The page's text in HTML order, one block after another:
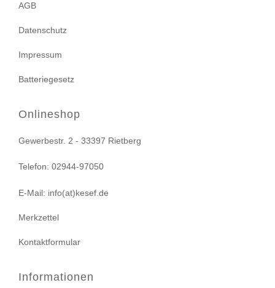
AGB
Datenschutz
Impressum
Batteriegesetz
Onlineshop
Gewerbestr. 2 - 33397 Rietberg
Telefon: 02944-97050
E-Mail: info(at)kesef.de
Merkzettel
Kontaktformular
Informationen